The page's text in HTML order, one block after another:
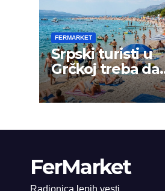
FERMARKET
Srpski turisti u
Grčkoj treba da
budu na oprezu
FerMarket
Radionica lepih vesti